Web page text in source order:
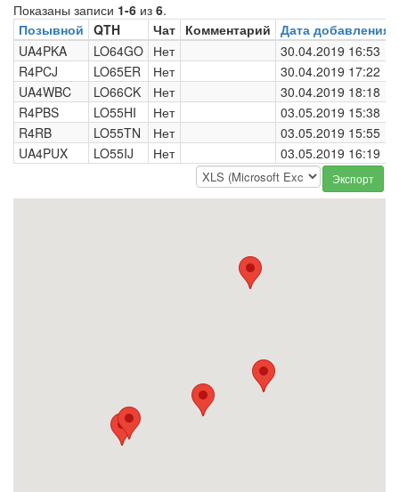
Показаны записи 1-6 из 6.
Позывной QTH Чат Комментарий Дата добавления
UA4PKA
LO64GO Нет
30.04.2019 16:53
R4PCJ
LO65ER Нет
30.04.2019 17:22
UA4WBC
LO66CK Нет
30.04.2019 18:18
R4PBS
LO55HI Нет
03.05.2019 15:38
R4RB
LO55TN Нет
03.05.2019 15:55
UA4PUX
LO55IJ Нет 03.05.2019 16:19
Экспорт